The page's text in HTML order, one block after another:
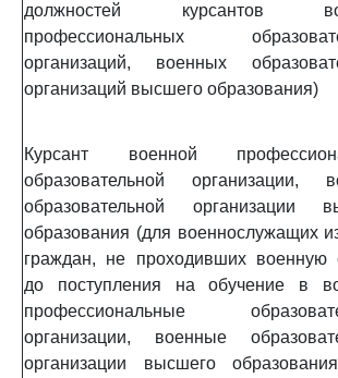
должностей курсантов
профессиональных
организаций, военных
организаций высшего образования)
Курсант военной
образовательной организации,
образовательной организации
образования (для военнослужащих
граждан, не проходивших военную
до поступления на обучение в
профессиональные
организации, военные
организации высшего